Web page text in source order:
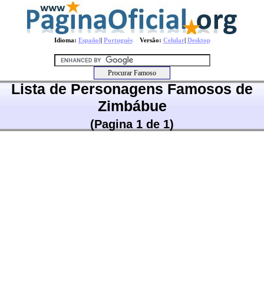
Idioma: Español| PortuguêsVersão: Celular| Desktop
Lista de Personagens Famosos de
Zimbábue
(Pagina 1 de 1)